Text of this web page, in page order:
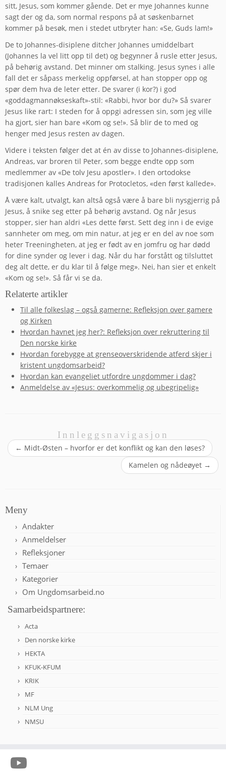
sitt, Jesus, som kommer gående. Det er mye Johannes kunne
sagt der og da, som normal respons på at søskenbarnet
kommer på besøk, men i stedet utbryter han: «Se, Guds lam!»
De to Johannes-disiplene ditcher Johannes umiddelbart
(Johannes la vel litt opp til det) og begynner å rusle etter Jesus,
på behørig avstand. Det minner om stalking. Jesus synes i alle
fall det er såpass merkelig oppførsel, at han stopper opp og
spør dem hva de leter etter. De svarer (i kor?) i god
«goddagmannøkseskaft»-stil: «Rabbi, hvor bor du?» Så svarer
Jesus like rart: I steden for å oppgi adressen sin, som jeg ville
ha gjort, sier han bare «Kom og se!». Så blir de to med og
henger med Jesus resten av dagen.
Videre i teksten følger det at én av disse to Johannes-disiplene,
Andreas, var broren til Peter, som begge endte opp som
medlemmer av «De tolv Jesu apostler». I den ortodokse
tradisjonen kalles Andreas for Protocletos, «den først kallede».
Å være kalt, utvalgt, kan altså også være å bare bli nysgjerrig på
Jesus, å snike seg etter på behørig avstand. Og når Jesus
stopper, sier han aldri «Les dette først. Sett deg inn i de evige
sannheter om meg, om min natur, at jeg er en del av noe som
heter Treeningheten, at jeg er født av en jomfru og har dødd
for dine synder og lever i dag. Når du har forstått og tilsluttet
deg alt dette, er du klar til å følge meg». Nei, han sier et enkelt
«Kom og se!». Så får vi se da.
Relaterte artikler
Til alle folkeslag – også gamerne: Refleksjon over gamere
og Kirken
Hvordan havnet jeg her?: Refleksjon over rekruttering til
Den norske kirke
Hvordan forebygge at grenseoverskridende atferd skjer i
kristent ungdomsarbeid?
Hvordan kan evangeliet utfordre ungdommer i dag?
Anmeldelse av «Jesus: overkommelig og ubegripelig»
Innleggsnavigasjon
← Midt-Østen – hvorfor er det konflikt og kan den løses?
Kamelen og nådeøyet →
Meny
Andakter
Anmeldelser
Refleksjoner
Temaer
Kategorier
Om Ungdomsarbeid.no
Samarbeidspartnere:
Acta
Den norske kirke
HEKTA
KFUK-KFUM
KRIK
MF
NLM Ung
NMSU